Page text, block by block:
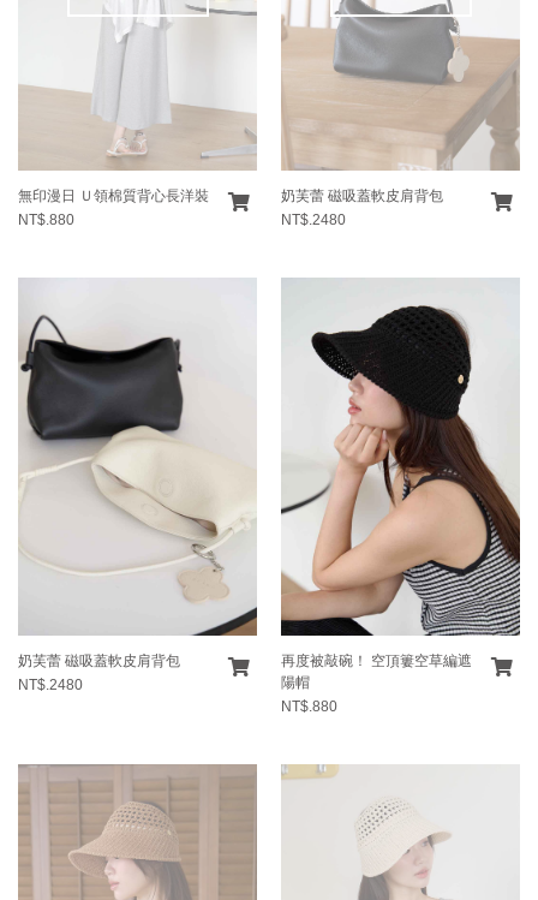
無印漫日 Ｕ領棉質背心長洋裝
NT$.880
奶芙蕾 磁吸蓋軟皮肩背包
NT$.2480
奶芙蕾 磁吸蓋軟皮肩背包
NT$.2480
再度被敲碗！ 空頂簍空草編遮
陽帽
NT$.880